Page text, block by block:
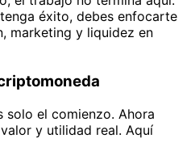
éxito, debes enfocarte
marketing y liquidez en
solo el comienzo. Ahora
y utilidad real. Aquí